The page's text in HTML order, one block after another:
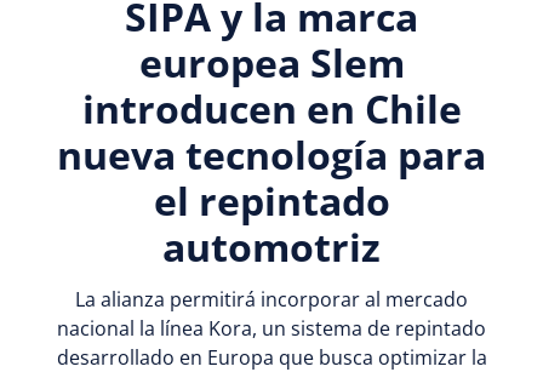
SIPA y la marca
europea Slem
introducen en Chile
nueva tecnología para
el repintado
automotriz
La alianza permitirá incorporar al mercado
nacional la línea Kora, un sistema de repintado
desarrollado en Europa que busca optimizar la